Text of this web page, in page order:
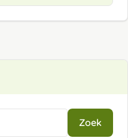
Zoek